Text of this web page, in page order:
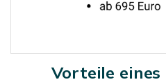
Vorteile